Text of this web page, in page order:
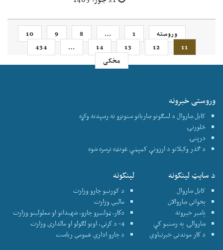
وروسته 1
…
8
9
10
11
12
13
14
…
434
مخکی
وروستی خبرونه
کابل ښاروال د لسګونو ښاریانو ستونزو ته رسېدنه وکړه
څلورنۍ
درېنۍ
د ګذر وکیلانو د ارزونې کمېټې غونډه ترسره شوه
د سایټ لینکونه
کابل ښاروال
پخواني ښاروالان
پامير خپرونه
ښاروالۍ په رسنيو كې
د كار موندني خبرتياوي
لینکونه
د کورنیو چارو وزارت
ماليي وزارت
دكار، ټولنيزو چارو، شهيدانو او معلولينو وزارت
4- د كرني، اوبو لګولو او مالداری وزارت
د چارو اداري عمومي رياست